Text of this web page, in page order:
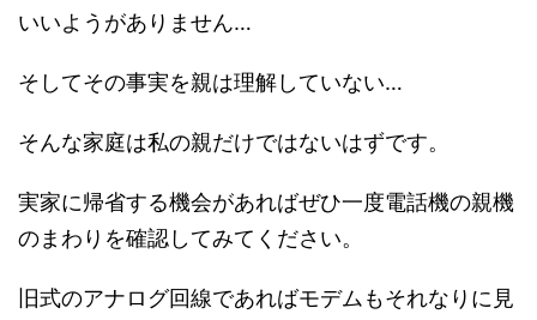
いいようがありません…
そしてその事実を親は理解していない…
そんな家庭は私の親だけではないはずです。
実家に帰省する機会があればぜひ一度電話機の親機
のまわりを確認してみてください。
旧式のアナログ回線であればモデムもそれなりに見